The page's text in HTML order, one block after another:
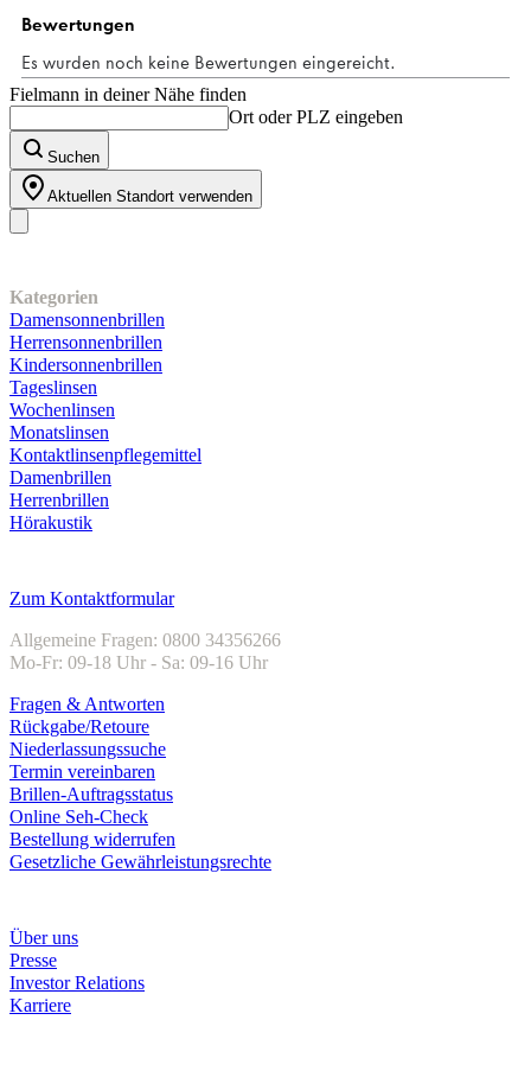
Fielmann in deiner Nähe finden
Ort oder PLZ eingeben
Suchen
Aktuellen Standort verwenden
Kategorien
Damensonnenbrillen
Herrensonnenbrillen
Kindersonnenbrillen
Tageslinsen
Wochenlinsen
Monatslinsen
Kontaktlinsenpflegemittel
Damenbrillen
Herrenbrillen
Hörakustik
Zum Kontaktformular
Allgemeine Fragen: 0800 34356266
Mo-Fr: 09-18 Uhr - Sa: 09-16 Uhr
Fragen & Antworten
Rückgabe/Retoure
Niederlassungssuche
Termin vereinbaren
Brillen-Auftragsstatus
Online Seh-Check
Bestellung widerrufen
Gesetzliche Gewährleistungsrechte
Über uns
Presse
Investor Relations
Karriere